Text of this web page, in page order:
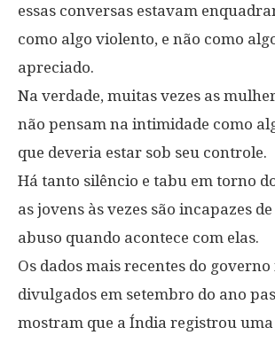
essas conversas estavam
como algo violento, e não como
apreciado.
Na verdade, muitas vezes as
não pensam na intimidade como
que deveria estar sob seu controle.
Há tanto silêncio e tabu em torno
as jovens às vezes são incapazes
abuso quando acontece com elas.
Os dados mais recentes do
divulgados em setembro do ano
mostram que a Índia registrou uma